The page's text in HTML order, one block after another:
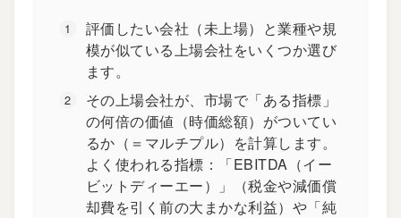
評価したい会社（未上場）と業種や規
模が似ている上場会社をいくつか選び
ます。
その上場会社が、市場で「ある指標」
の何倍の価値（時価総額）がついてい
るか（＝マルチプル）を計算します。
よく使われる指標：「EBITDA（イー
ビットディーエー）
」（税金や減価償
却費を引く前の大まかな利益）や「純